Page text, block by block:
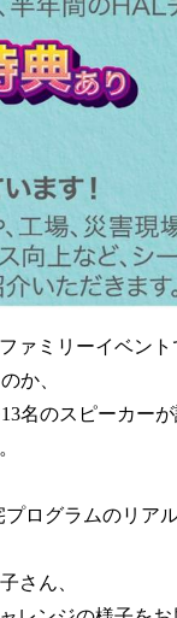
ァミリーイベント
か、
名のスピーカー
プログラムのリア
さん、